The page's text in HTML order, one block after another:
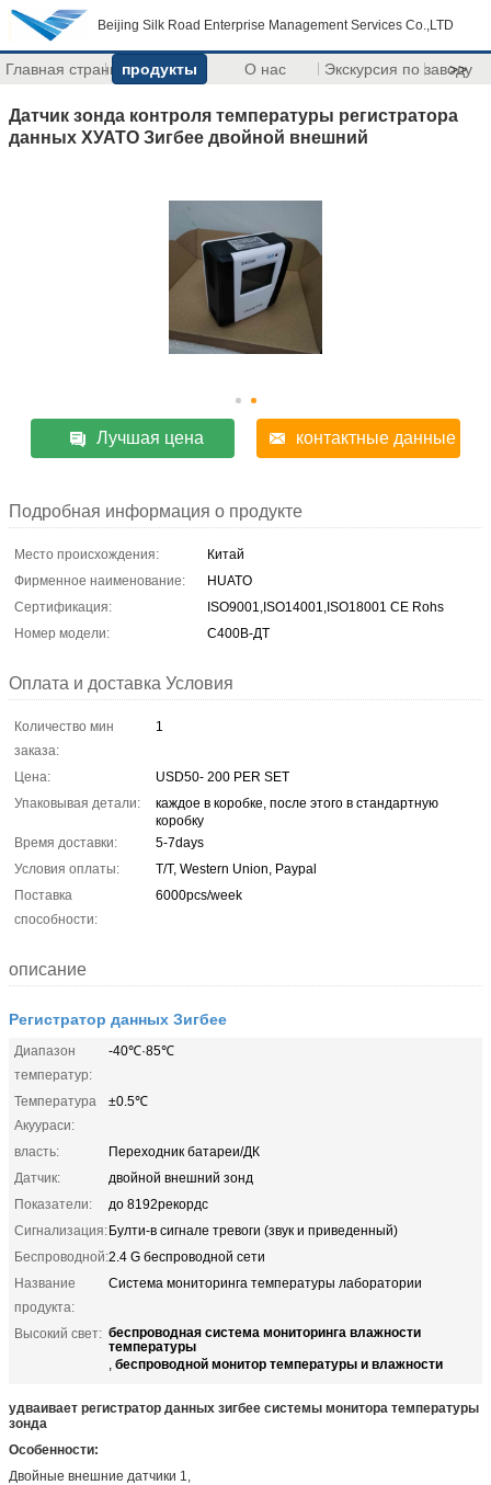
Beijing Silk Road Enterprise Management Services Co.,LTD
Главная страницапродукты О нас Экскурсия по заводу
>>
Датчик зонда контроля температуры регистратора
данных ХУАТО Зигбее двойной внешний
Лучшая цена контактные данные
Подробная информация о продукте
Место происхождения:
Китай
Фирменное наименование:
HUATO
Сертификация:
ISO9001,ISO14001,ISO18001 CE Rohs
Номер модели:
С400В-ДТ
Оплата и доставка Условия
Количество мин
заказа:
1
Цена:
USD50- 200 PER SET
Упаковывая детали:
каждое в коробке, после этого в стандартную
коробку
Время доставки:
5-7days
Условия оплаты:
T/T, Western Union, Paypal
Поставка
способности:
6000pcs/week
описание
Регистратор данных Зигбее
Диапазон
температур:
-40℃·85℃
Температура
Акуураси:
±0.5℃
власть:
Переходник батареи/ДК
Датчик:
двойной внешний зонд
Показатели:
до 8192рекордс
Сигнализация:Булти-в сигнале тревоги (звук и приведенный)
Беспроводной:2.4 G беспроводной сети
Название
продукта:
Система мониторинга температуры лаборатории
Высокий свет: беспроводная система мониторинга влажности
температуры
, беспроводной монитор температуры и влажности
удваивает регистратор данных зигбее системы монитора температуры
зонда
Особенности:
Двойные внешние датчики 1,